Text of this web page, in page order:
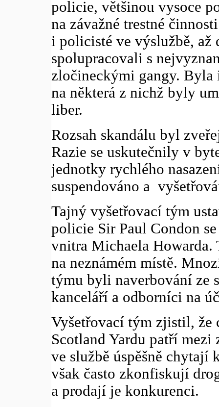
policie, většinou vysoce
na závažné trestné
i policisté ve výslužbě, až
spolupracovali s
zločineckými gangy.
na některá z nichž byly
liber.
Rozsah skandálu byl
Razie se uskutečnily v
jednotky rychlého
suspendováno a
Tajný vyšetřovací tým
policie Sir Paul Condon
vnitra Michaela Howarda.
na neznámém místě.
týmu byli naverbování ze
kanceláří a odborníci na
Vyšetřovací tým zjistil, že
Scotland Yardu patří
ve službě úspěšně
však často zkonfiskují
a prodají je konkurenci.